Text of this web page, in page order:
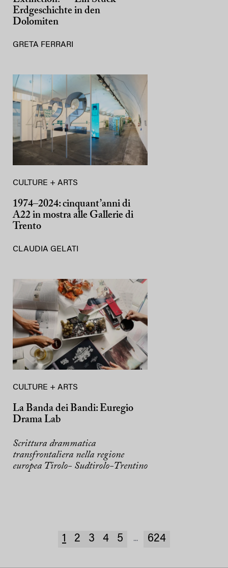
Erdgeschichte in den
Dolomiten
GRETA FERRARI
CULTURE + ARTS
1974–2024: cinquant’anni di
A22 in mostra alle Gallerie di
Trento
CLAUDIA GELATI
CULTURE + ARTS
La Banda dei Bandi: Euregio
Drama Lab
Scrittura drammatica
transfrontaliera nella regione
europea Tirolo- Sudtirolo-Trentino
1 2 3 4 5 ... 624